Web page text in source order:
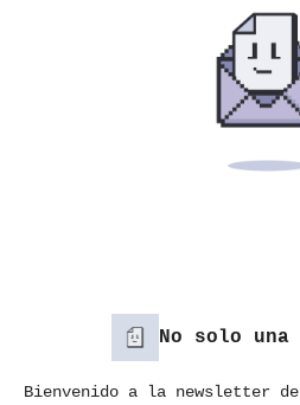
No solo una
Bienvenido a la newsletter